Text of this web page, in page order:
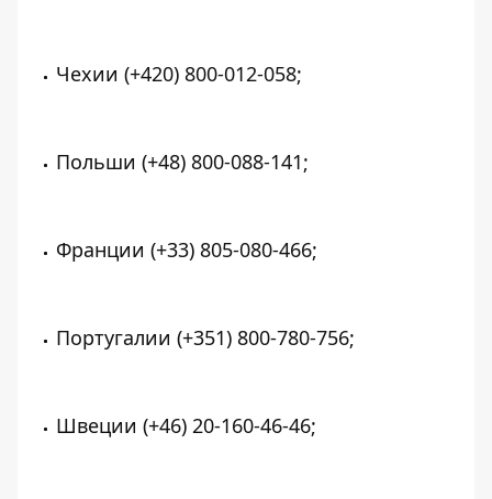
Чехии (+420) 800-012-058;
Польши (+48) 800-088-141;
Франции (+33) 805-080-466;
Португалии (+351) 800-780-756;
Швеции (+46) 20-160-46-46;